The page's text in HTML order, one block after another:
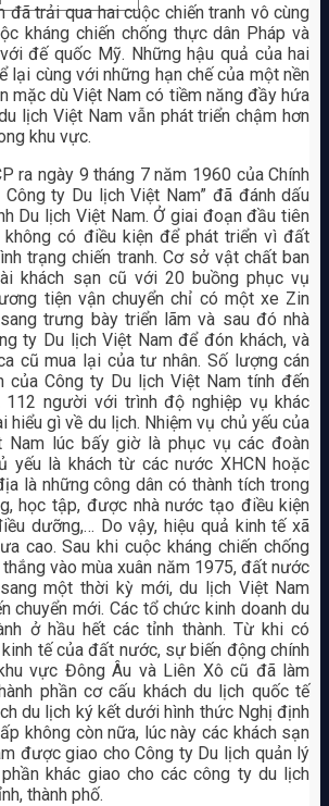
đã trải qua hai cuộc chiến tranh vô cùng
kháng chiến chống thực dân Pháp và
đế quốc Mỹ. Những hậu quả của hai
lại cùng với những hạn chế của một nền
mặc dù Việt Nam có tiềm năng đầy hứa
lịch Việt Nam vẫn phát triển chậm hơn
khu vực.
ra ngày 9 tháng 7 năm 1960 của Chính
Công ty Du lịch Việt Nam” đã đánh dấu
Du lịch Việt Nam. Ở giai đoạn đầu tiên
không có điều kiện để phát triển vì đất
trạng chiến tranh. Cơ sở vật chất ban
khách sạn cũ với 20 buồng phục vụ
tiện vận chuyển chỉ có một xe Zin
trưng bày triển lãm và sau đó nhà
ty Du lịch Việt Nam để đón khách, và
cũ mua lại của tư nhân. Số lượng cán
của Công ty Du lịch Việt Nam tính đến
người với trình độ nghiệp vụ khác
hiểu gì về du lịch. Nhiệm vụ chủ yếu của
Nam lúc bấy giờ là phục vụ các đoàn
yếu là khách từ các nước XHCN hoặc
là những công dân có thành tích trong
học tập, được nhà nước tạo điều kiện
dưỡng,… Do vậy, hiệu quả kinh tế xã
cao. Sau khi cuộc kháng chiến chống
vào mùa xuân năm 1975, đất nước
một thời kỳ mới, du lịch Việt Nam
chuyển mới. Các tổ chức kinh doanh du
ở hầu hết các tỉnh thành. Từ khi có
tế của đất nước, sự biến động chính
vực Đông Âu và Liên Xô cũ đã làm
phần cơ cấu khách du lịch quốc tế
du lịch ký kết dưới hình thức Nghị định
không còn nữa, lúc này các khách sạn
được giao cho Công ty Du lịch quản lý
khác giao cho các công ty du lịch
thành phố.